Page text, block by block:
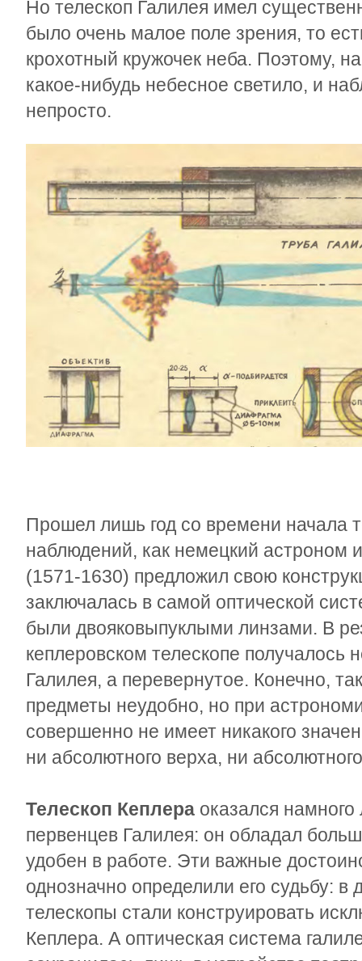
Но телескоп Галилея имел
было очень малое поле зрения, то
крохотный кружочек неба. Поэтому,
какое-нибудь небесное светило, и
непросто.
Прошел лишь год со времени начала
наблюдений, как немецкий астроном
(1571-1630) предложил свою
заключалась в самой оптической
были двояковыпуклыми линзами. В
кеплеровском телескопе получалось
Галилея, а перевернутое. Конечно,
предметы неудобно, но при
совершенно не имеет никакого
ни абсолютного верха, ни
Телескоп Кеплера оказался
первенцев Галилея: он обладал
удобен в работе. Эти важные
однозначно определили его судьбу:
телескопы стали конструировать
Кеплера. А оптическая система